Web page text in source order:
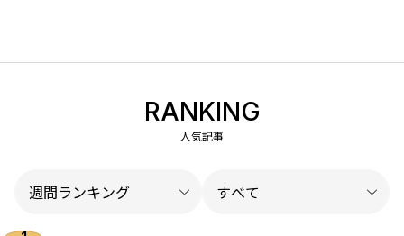
RANKING
人気記事